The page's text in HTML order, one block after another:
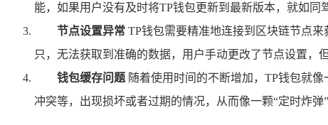
能，如果用户没有及时将TP钱包更新到最新版本，就如
节点设置异常 TP钱包需要精准地连接到区块链节点
只，无法获取到准确的数据，用户手动更改了节点设置，
钱包缓存问题 随着使用时间的不断增加，TP钱包就
冲突等，出现损坏或者过期的情况，从而像一颗“定时炸弹